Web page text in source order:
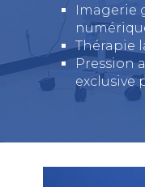
Imagerie
Thérapie
Pression
exclusive